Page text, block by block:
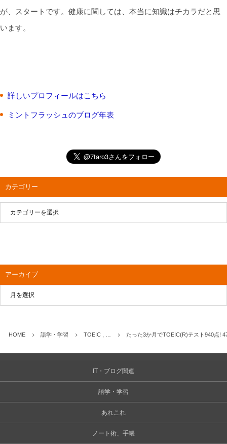
が、スタートです。健康に関しては、本当に知識はチカラだと思
います。
詳しいプロフィールはこちら
ミントフラッシュのブログ年表
カテゴリー
アーカイブ
HOME 語学・学習 TOEIC , … たった3か月でTOEIC(R)テスト940点!
IT・ブログ関連
語学・学習
あれこれ
ノート術、手帳